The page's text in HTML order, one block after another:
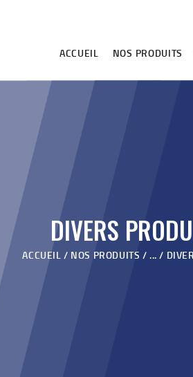
ACCUEIL NOS PRODUITS
DIVERS
ACCUEIL NOS PRODUITS ...
NOS PRODUITS
QUI SOMMES NOUS ?
VIDÉOS
REVENDEURS
BLOG
CONTACT